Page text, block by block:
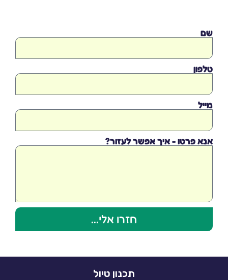
שם
טלפון
מייל
אנא פרטו - איך אפשר לעזור?
חזרו אלי...
תכנון טיול